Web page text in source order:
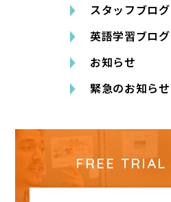
スタッフブログ
英語学習ブログ
お知らせ
緊急のお知らせ
FREE TRIAL